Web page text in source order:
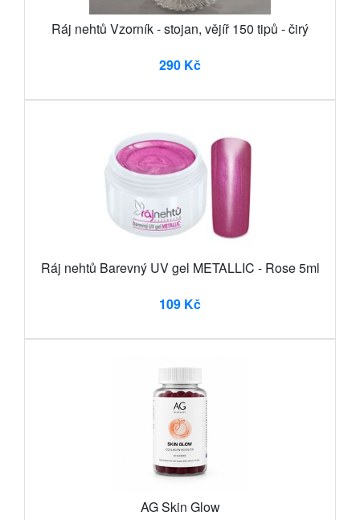
Ráj nehtů Vzorník - stojan, vějíř 150 tipů - čirý
290 Kč
Ráj nehtů Barevný UV gel METALLIC - Rose 5ml
109 Kč
AG Skin Glow